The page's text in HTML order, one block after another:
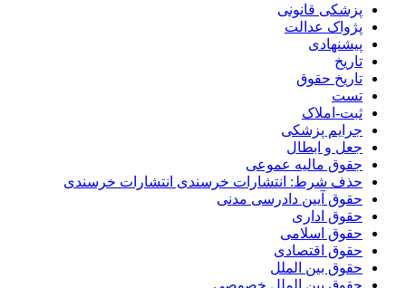
پزشکی قانونی
پژواک عدالت
پیشنهادی
تاریخ
تاریخ حقوق
تست
ثبت-املاک
جرایم پزشکی
جعل و ابطال
جقوق مالیه عموعی
حذف شرط: انتشارات خرسندی انتشارات خرسندی
حقوق آیین دادرسی مدنی
حقوق اداری
حقوق اسلامی
حقوق اقتصادی
حقوق بین الملل